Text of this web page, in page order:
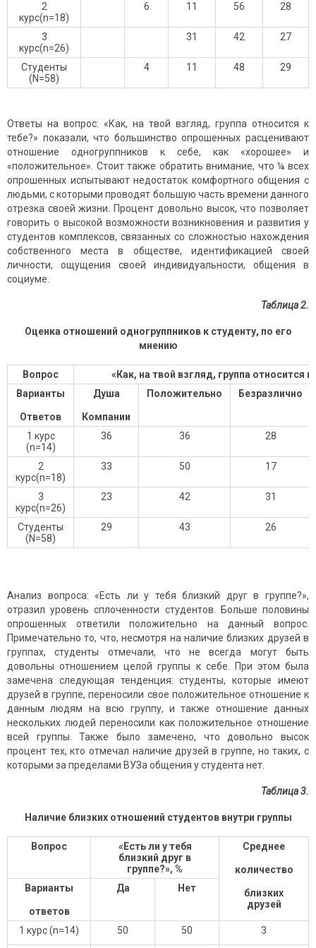
2
курс(n=18)
6 11 56 28
3
курс(n=26)
31 42 27
Студенты
(N=58)
4 11 48 29
Ответы на вопрос: «Как, на твой взгляд, группа относится к
тебе?» показали, что большинство опрошенных расценивают
отношение одногруппников к себе, как «хорошее» и
«положительное». Стоит также обратить внимание, что ¼ всех
опрошенных испытывают недостаток комфортного общения с
людьми, с которыми проводят большую часть времени данного
отрезка своей жизни. Процент довольно высок, что позволяет
говорить о высокой возможности возникновения и развития у
студентов комплексов, связанных со сложностью нахождения
собственного места в обществе, идентификацией своей
личности, ощущения своей индивидуальности, общения в
социуме.
Таблица 2.
Оценка отношений одногруппников к студенту, по его
мнению
Вопрос
«Как, на твой взгляд, группа относится к
Варианты
Ответов
Душа
Компании
Положительно Безразлично
1 курс
(n=14)
36 36 28
2
курс(n=18)
33 50 17
3
курс(n=26)
23 42 31
Студенты
(N=58)
29 43 26
Анализ вопроса: «Есть ли у тебя близкий друг в группе?»,
отразил уровень сплоченности студентов. Больше половины
опрошенных ответили положительно на данный вопрос.
Примечательно то, что, несмотря на наличие близких друзей в
группах, студенты отмечали, что не всегда могут быть
довольны отношением целой группы к себе. При этом была
замечена следующая тенденция: студенты, которые имеют
друзей в группе, переносили свое положительное отношение к
данным людям на всю группу, и также отношение данных
нескольких людей переносили как положительное отношение
всей группы. Также было замечено, что довольно высок
процент тех, кто отмечал наличие друзей в группе, но таких, с
которыми за пределами ВУЗа общения у студента нет.
Таблица 3.
Наличие близких отношений студентов внутри группы
Вопрос
«Есть ли у тебя
близкий друг в
группе?», %
Среднее
количество
близких
друзей
Варианты
ответов
Да Нет
1 курс (n=14) 50 50 3